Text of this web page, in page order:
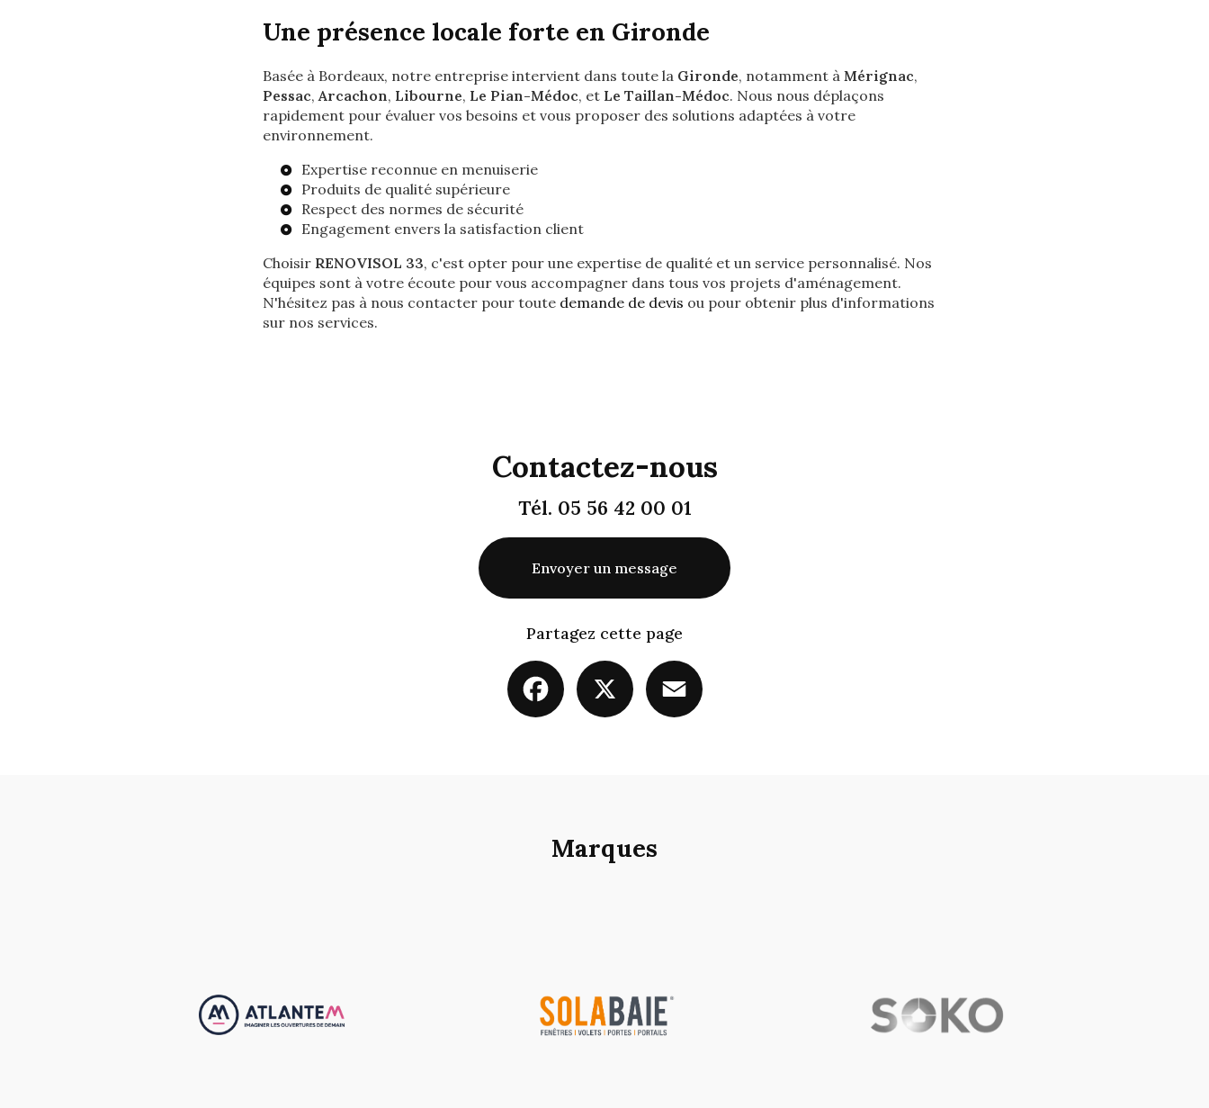
Une présence locale forte en Gironde
Basée à Bordeaux, notre entreprise intervient dans toute la Gironde, notamment à Mérignac,
Pessac,Arcachon, Libourne, Le Pian-Médoc, et Le Taillan-Médoc. Nous nous déplaçons
rapidement pour évaluer vos besoins et vous proposer des solutions adaptées à votre
environnement.
Expertise reconnue en menuiserie
Produits de qualité supérieure
Respect des normes de sécurité
Engagement envers la satisfaction client
Choisir RENOVISOL 33, c'est opter pour une expertise de qualité et un service personnalisé. Nos
équipes sont à votre écoute pour vous accompagner dans tous vos projets d'aménagement.
N'hésitez pas à nous contacter pour toute demande de devis ou pour obtenir plus d'informations
sur nos services.
Contactez-nous
Tél. 05 56 42 00 01
Envoyer un message
Partagez cette page
Facebook
Marques